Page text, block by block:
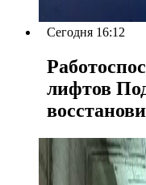
Сегодня 16:12
лифтов